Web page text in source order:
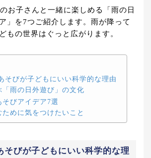
お子さんと一緒に楽しめる「雨の日
」を7つご紹介します。雨が降って
もの世界はぐっと広がります。
そびが子どもにいい科学的な理由
「雨の日外遊び」の文化
そびアイデア7選
めに気をつけたいこと
そびが子どもにいい科学的な理